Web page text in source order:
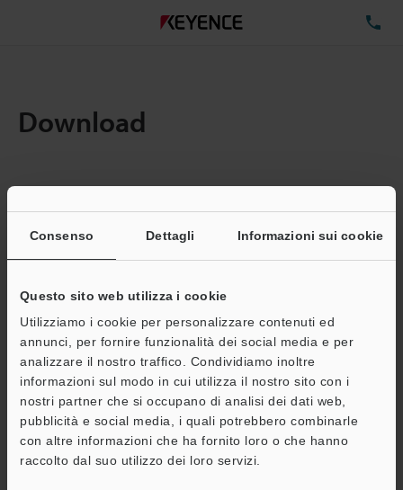
Consenso Dettagli Informazioni sui cookie
Questo sito web utilizza i cookie
Utilizziamo i cookie per personalizzare contenuti ed
annunci, per fornire funzionalità dei social media e per
analizzare il nostro traffico. Condividiamo inoltre
informazioni sul modo in cui utilizza il nostro sito con i
nostri partner che si occupano di analisi dei dati web,
pubblicità e social media, i quali potrebbero combinarle
con altre informazioni che ha fornito loro o che hanno
raccolto dal suo utilizzo dei loro servizi.
Download
Quantita: 1Dimensioni file totali:0.71MB
Indirizzo e-mail (obbligatorio)
Download